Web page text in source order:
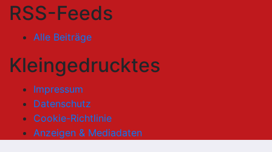
RSS-Feeds
Alle Beiträge
Kleingedrucktes
Impressum
Datenschutz
Cookie-Richtlinie
Anzeigen & Mediadaten